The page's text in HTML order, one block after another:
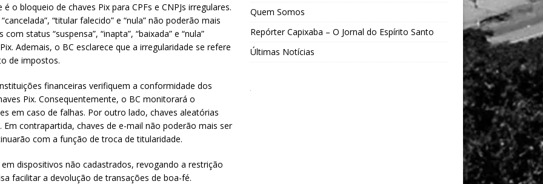
o bloqueio de chaves Pix para CPFs e CNPJs irregulares.
“titular falecido” e “nula” não poderão mais
status “suspensa”, “inapta”, “baixada” e “nula”
Ademais, o BC esclarece que a irregularidade se refere
de impostos.
financeiras verifiquem a conformidade dos
Pix. Consequentemente, o BC monitorará o
em caso de falhas. Por outro lado, chaves aleatórias
contrapartida, chaves de e-mail não poderão mais ser
com a função de troca de titularidade.
dispositivos não cadastrados, revogando a restrição
facilitar a devolução de transações de boa-fé.
Quem Somos
Repórter Capixaba – O Jornal do Espírito Santo
Últimas Notícias